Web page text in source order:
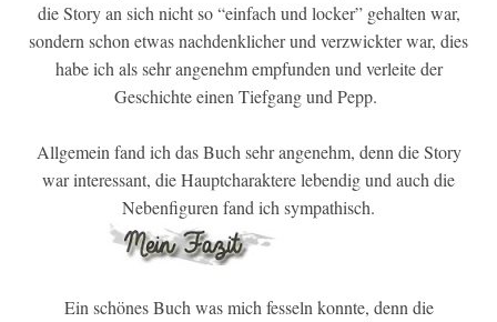
die Story an sich nicht so “einfach und locker” gehalten war,
sondern schon etwas nachdenklicher und verzwickter war, dies
habe ich als sehr angenehm empfunden und verleite der
Geschichte einen Tiefgang und Pepp.
Allgemein fand ich das Buch sehr angenehm, denn die Story
war interessant, die Hauptcharaktere lebendig und auch die
Nebenfiguren fand ich sympathisch.
Ein schönes Buch was mich fesseln konnte, denn die